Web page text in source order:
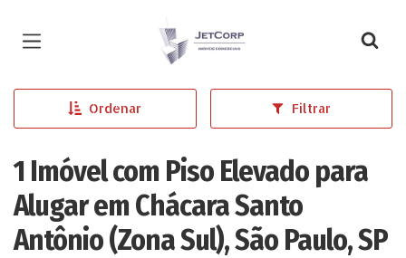
Página inicial
Ordenar Filtrar
1 Imóvel com Piso Elevado para
Alugar em Chácara Santo
Antônio (Zona Sul), São Paulo, SP